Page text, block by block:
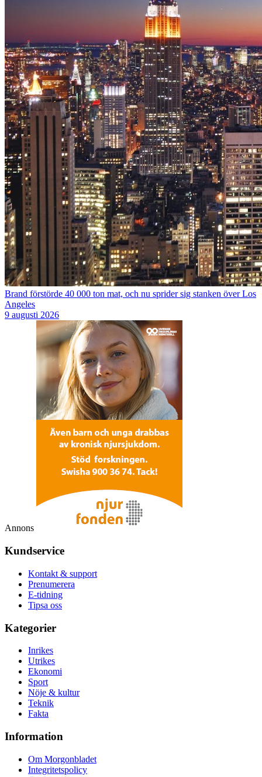
Brand förstörde 40 000 ton mat, och nu sprider sig stanken över Los
Angeles
9 augusti 2026
Annons
Kundservice
Kontakt & support
Prenumerera
E-tidning
Tipsa oss
Kategorier
Inrikes
Utrikes
Ekonomi
Sport
Nöje & kultur
Teknik
Fakta
Information
Om Morgonbladet
Integritetspolicy